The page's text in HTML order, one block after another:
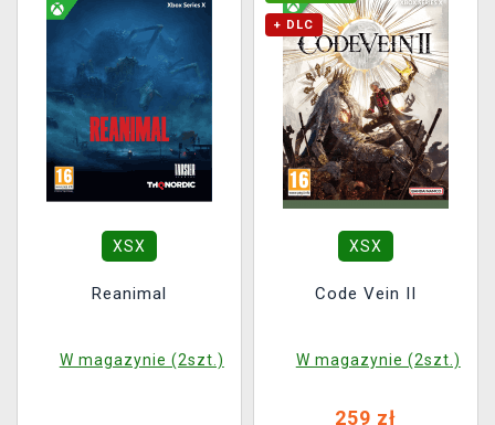
XSX
Reanimal
W magazynie (2szt.)
+ DLC
XSX
Code Vein II
W magazynie (2szt.)
259 zł